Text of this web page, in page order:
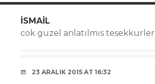
ISMAIL
cok guzel anlatılmıs tesekkurler
23 ARALIK 2015 AT 16:32